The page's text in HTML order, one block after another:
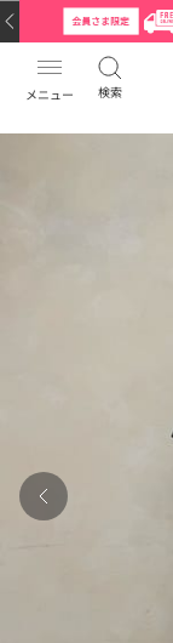
メニュー 検索